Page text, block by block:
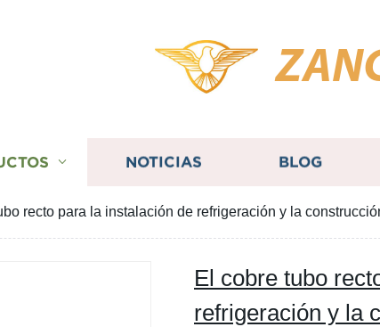
NOTICIAS BLOG
recto para la instalación de refrigeración y la
El cobre tubo
refrigeración y la